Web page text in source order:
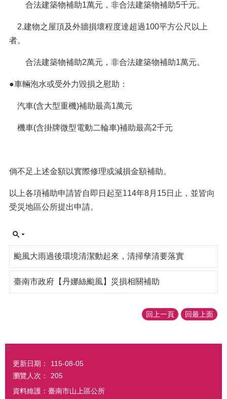
合法建築物補助1萬元，非合法建築物補助5千元。
2.建物之屋頂及外牆損壞程度達超過100平方公尺以上
者。
合法建築物補助2萬元，非合法建築物補助1萬元。
●車輛泡水或受外力毀損之慰助：
汽車(含大型重機)補助最高1萬元
機車(含掛牌微型電動二輪車)補助最高2千元
倘不足上述金額以實際修理或減損金額補助。
以上各項補助申請皆自即日起至114年8月15日止，並皆向
受災地區公所提出申請。
颱風大雨過後環境清潔動起來，清掃孳清要落實
臺南市政府【丹娜絲颱風】災損相關補助
回上一頁 回最上面
:::
更新日期：
115-08-05
瀏覽人次：
205
資料維護：臺南市山上區公所